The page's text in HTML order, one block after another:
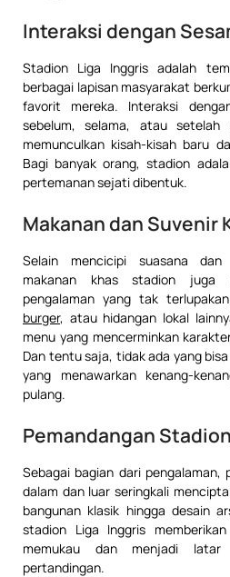
Interaksi dengan
Stadion Liga Inggris adalah
berbagai lapisan masyarakat
favorit mereka. Interaksi
sebelum, selama, atau setelah
memunculkan kisah-kisah baru
Bagi banyak orang, stadion
pertemanan sejati dibentuk.
Makanan dan Suvenir
Selain mencicipi suasana dan
makanan khas stadion juga
pengalaman yang tak
burger, atau hidangan lokal
menu yang mencerminkan
Dan tentu saja, tidak ada yang
yang menawarkan kenang-
pulang.
Pemandangan
Sebagai bagian dari pengalaman,
dalam dan luar seringkali
bangunan klasik hingga desain
stadion Liga Inggris
memukau dan menjadi
pertandingan.